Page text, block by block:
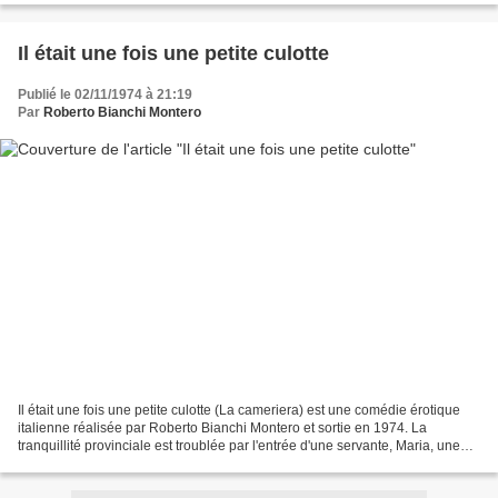
Il était une fois une petite culotte
Publié le 02/11/1974 à 21:19
Par Roberto Bianchi Montero
Il était une fois une petite culotte (La cameriera) est une comédie érotique
italienne réalisée par Roberto Bianchi Montero et sortie en 1974. La
tranquillité provinciale est troublée par l'entrée d'une servante, Maria, une